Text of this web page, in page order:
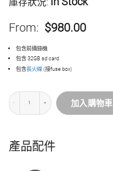
From: $980.00
包含前攝錄機
包含 32GB sd card
包含長火線(接fuse box)
加入購物車
產品配件